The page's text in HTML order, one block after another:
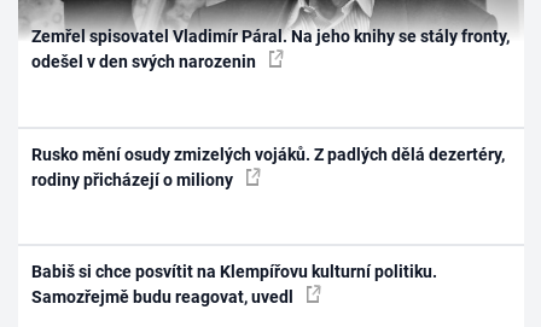
Zemřel spisovatel Vladimír Páral. Na jeho knihy se stály fronty,
odešel v den svých narozenin
Rusko mění osudy zmizelých vojáků. Z padlých dělá dezertéry,
rodiny přicházejí o miliony
Babiš si chce posvítit na Klempířovu kulturní politiku.
Samozřejmě budu reagovat, uvedl